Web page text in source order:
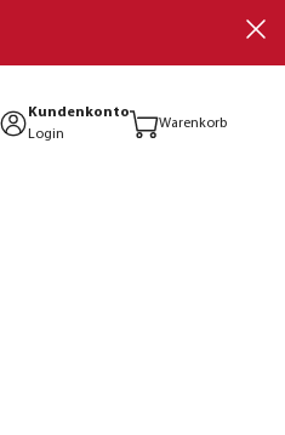
Kundenkonto
Login
Warenkorb